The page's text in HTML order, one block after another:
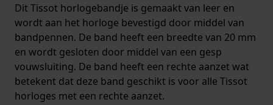
Dit Tissot horlogebandje is gemaakt van leer en
wordt aan het horloge bevestigd door middel van
bandpennen. De band heeft een breedte van 20 mm
en wordt gesloten door middel van een gesp
vouwsluiting. De band heeft een rechte aanzet wat
betekent dat deze band geschikt is voor alle Tissot
horloges met een rechte aanzet.